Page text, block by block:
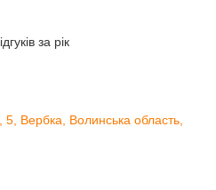
за рік
5, Вербка, Волинська область,